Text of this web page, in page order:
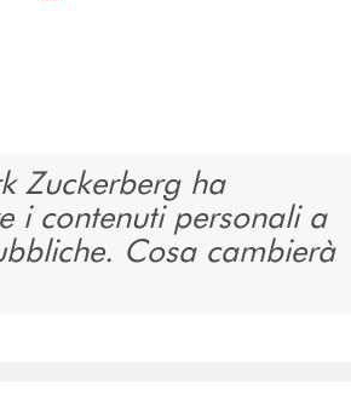
Zuckerberg ha
i contenuti personali a
Cosa cambierà